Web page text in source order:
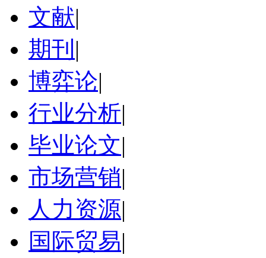
文献|
期刊 |
博弈论|
行业分析|
毕业论文|
市场营销|
人力资源|
国际贸易|